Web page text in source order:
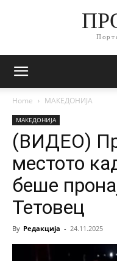
Home МАКЕДОНИЈА
МАКЕДОНИЈА
(ВИДЕО)
местото
беше
Тетовец
By Редакција - 24.11.2025